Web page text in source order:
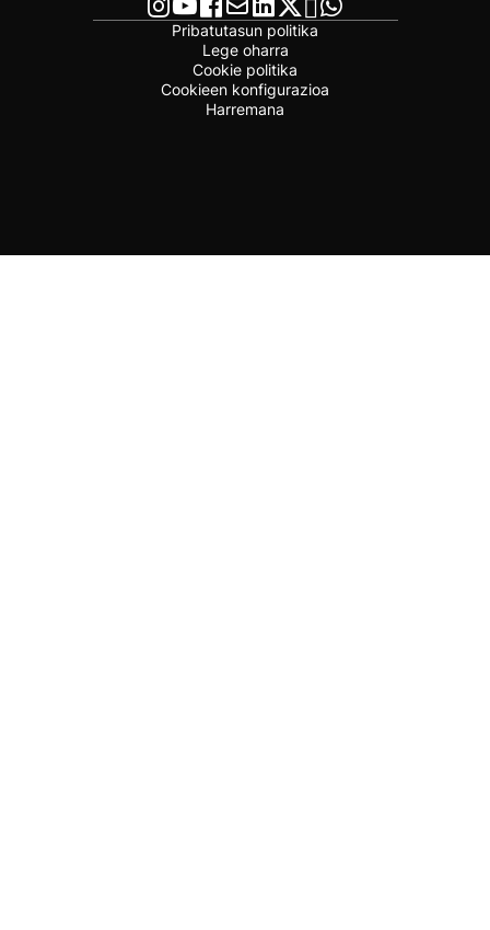
Pribatutasun politika
Lege oharra
Cookie politika
Cookieen konfigurazioa
Harremana